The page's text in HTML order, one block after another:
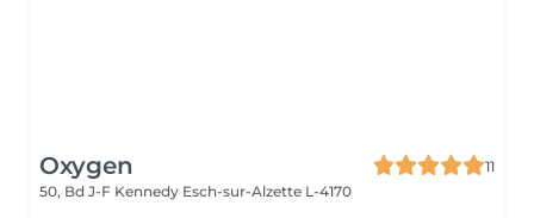
Oxygen
11
50, Bd J-F Kennedy Esch-sur-Alzette L-4170